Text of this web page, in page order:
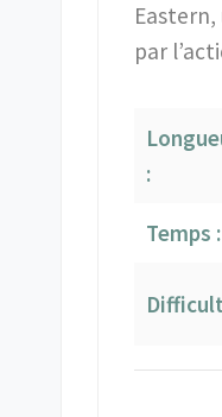
par
:
Temps :